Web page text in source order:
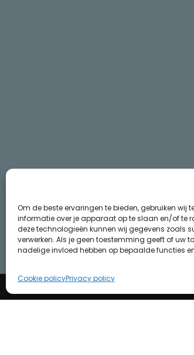
Om de beste ervaringen te bieden, gebruiken wij
informatie over je apparaat op te slaan en/of te
deze technologieën kunnen wij gegevens zoals
verwerken. Als je geen toestemming geeft of uw
nadelige invloed hebben op bepaalde functies
Cookie policyPrivacy policy